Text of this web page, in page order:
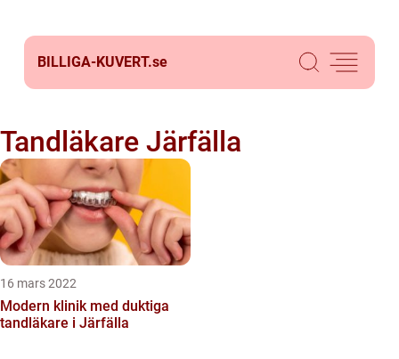
BILLIGA-KUVERT.se
Tandläkare Järfälla
16 mars 2022
Modern klinik med duktiga
tandläkare i Järfälla